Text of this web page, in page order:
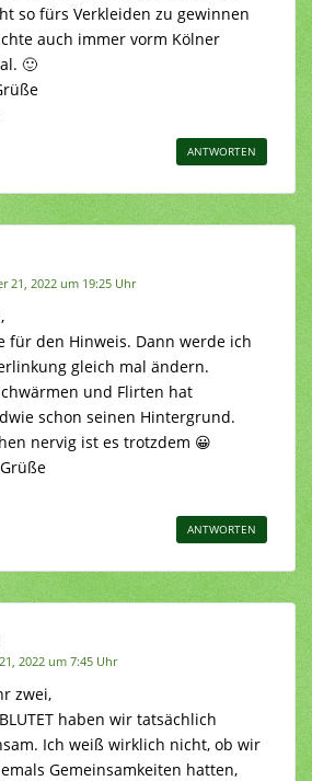
so fürs Verkleiden zu gewinnen
auch immer vorm Kölner
🙂
ANTWORTEN
21, 2022 um 19:25 Uhr
für den Hinweis. Dann werde ich
gleich mal ändern.
und Flirten hat
schon seinen Hintergrund.
nervig ist es trotzdem 😀
ANTWORTEN
2022 um 7:45 Uhr
zwei,
BLUTET haben wir tatsächlich
Ich weiß wirklich nicht, ob wir
Gemeinsamkeiten hatten,